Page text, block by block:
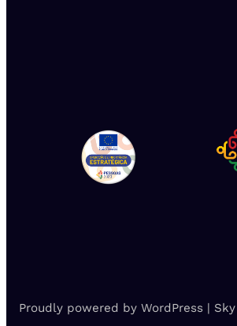
Proudly powered by WordPress |